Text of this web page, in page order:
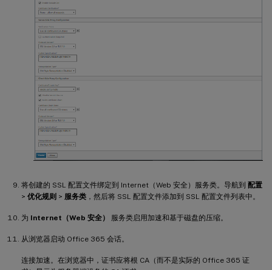
将创建的 SSL 配置文件绑定到 Internet（Web 安全）服务类。导航到 配置
> 优化规则 > 服务类 ，然后将 SSL 配置文件添加到 SSL 配置文件列表中。
为 Internet（Web 安全） 服务类启用加速和基于磁盘的压缩。
从浏览器启动 Office 365 会话。
连接加速。在浏览器中，证书应将根 CA（而不是实际的 Office 365 证